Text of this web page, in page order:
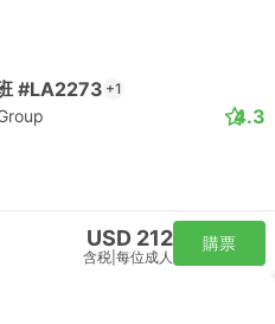
#LA2273 +1
4.3
USD 212
含税 每位成人
購票